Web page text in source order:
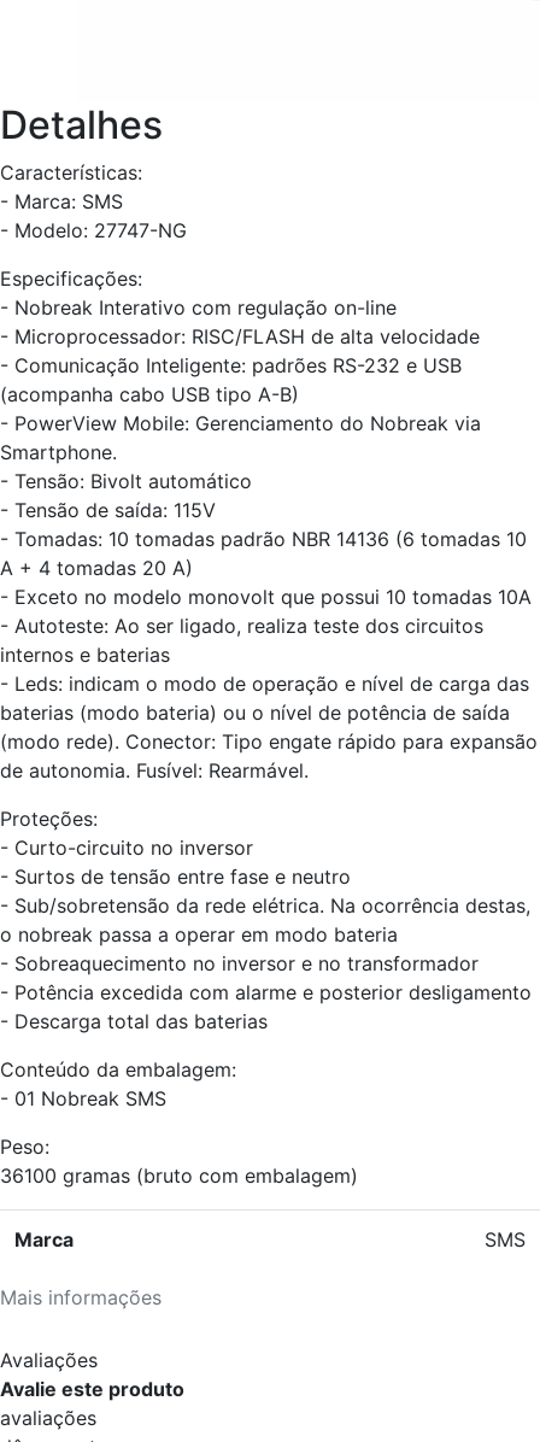
Detalhes
Características:
- Marca: SMS
- Modelo: 27747-NG
Especificações:
- Nobreak Interativo com regulação on-line
- Microprocessador: RISC/FLASH de alta velocidade
- Comunicação Inteligente: padrões RS-232 e USB
(acompanha cabo USB tipo A-B)
- PowerView Mobile: Gerenciamento do Nobreak via
Smartphone.
- Tensão: Bivolt automático
- Tensão de saída: 115V
- Tomadas: 10 tomadas padrão NBR 14136 (6 tomadas 10
A + 4 tomadas 20 A)
- Exceto no modelo monovolt que possui 10 tomadas 10A
- Autoteste: Ao ser ligado, realiza teste dos circuitos
internos e baterias
- Leds: indicam o modo de operação e nível de carga das
baterias (modo bateria) ou o nível de potência de saída
(modo rede). Conector: Tipo engate rápido para expansão
de autonomia. Fusível: Rearmável.
Proteções:
- Curto-circuito no inversor
- Surtos de tensão entre fase e neutro
- Sub/sobretensão da rede elétrica. Na ocorrência destas,
o nobreak passa a operar em modo bateria
- Sobreaquecimento no inversor e no transformador
- Potência excedida com alarme e posterior desligamento
- Descarga total das baterias
Conteúdo da embalagem:
- 01 Nobreak SMS
Peso:
36100 gramas (bruto com embalagem)
Mais informações
Marca SMS
Avaliações
Avalie este produto
avaliações